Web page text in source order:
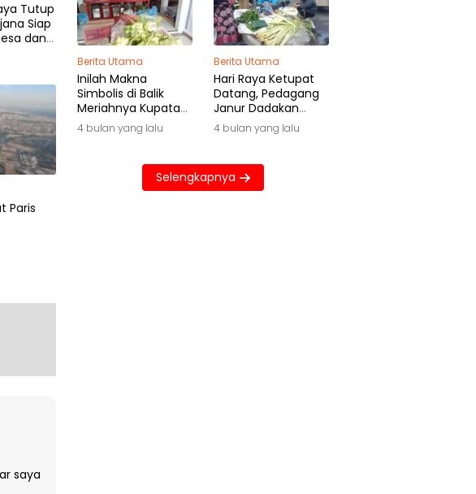
Tutup
Siap
dan
Paris
saya
Berita Utama
Inilah Makna
Simbolis di Balik
Meriahnya Kupatan
di Jawa
4 bulan yang lalu
Berita Utama
Hari Raya Ketupat
Datang, Pedagang
Janur Dadakan
Raup Untung Besar
4 bulan yang lalu
Selengkapnya